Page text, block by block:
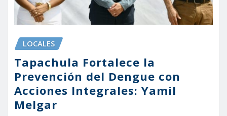
LOCALES
Tapachula Fortalece la
Prevención del Dengue con
Acciones Integrales: Yamil
Melgar